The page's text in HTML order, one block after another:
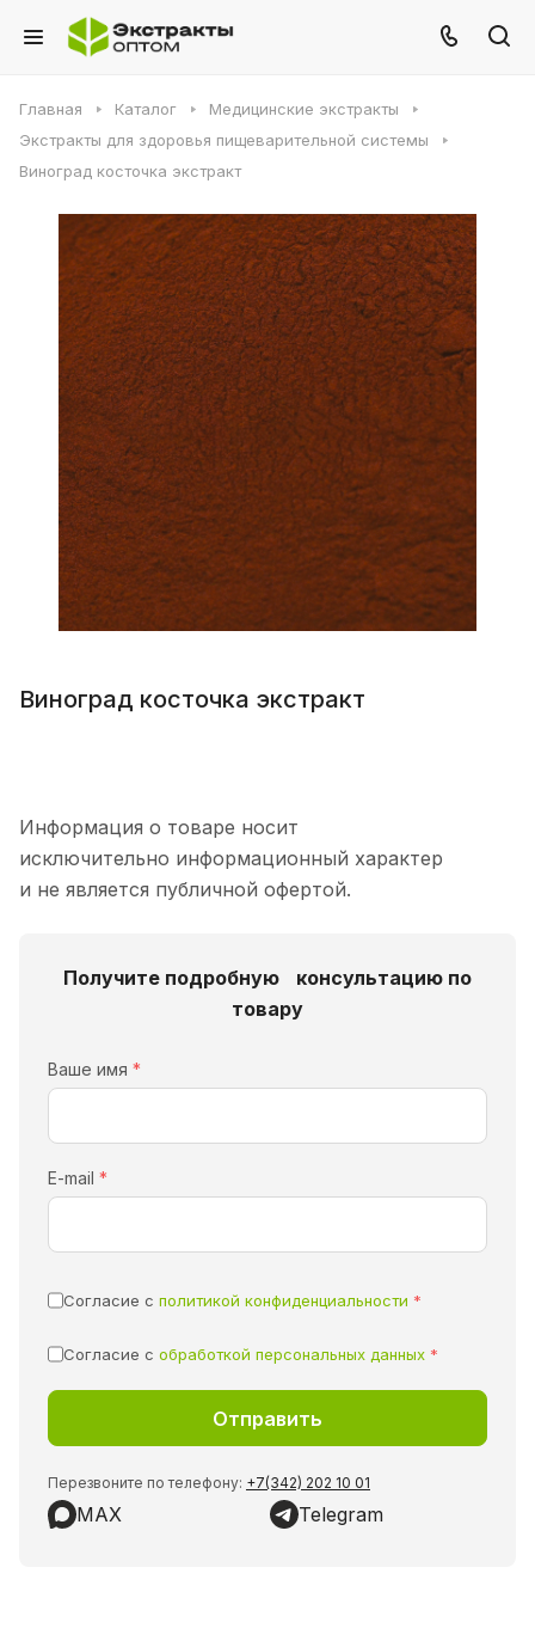
Главная Каталог
Медицинские экстракты
Экстракты для здоровья пищеварительной системы
Виноград косточка экстракт
Виноград косточка экстракт
Информация о товаре носит
исключительно информационный характер
и не является публичной офертой.
Получите подробную консультацию по
товару
Ваше имя *
E-mail *
Согласие с политикой конфиденциальности *
Согласие с обработкой персональных данных *
Перезвоните по телефону: +7(342) 202 10 01
MAX Telegram